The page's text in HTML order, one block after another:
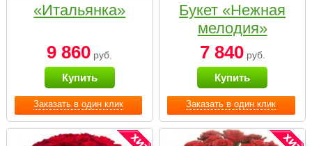
Заказать в один клик
«Итальянка»
9 860 руб.
Купить
Заказать в один клик
Букет «Нежная
мелодия»
7 840руб.
Купить